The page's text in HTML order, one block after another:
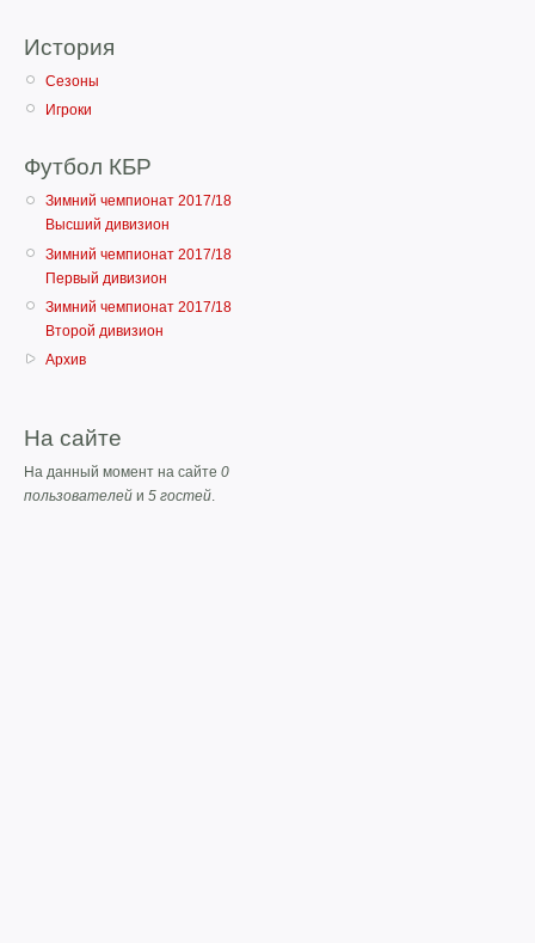
История
Сезоны
Игроки
Футбол КБР
Зимний чемпионат 2017/18
Высший дивизион
Зимний чемпионат 2017/18
Первый дивизион
Зимний чемпионат 2017/18
Второй дивизион
Архив
На сайте
На данный момент на сайте 0
пользователей и 5 гостей.